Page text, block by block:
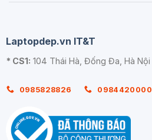
Laptopdep.vn IT&T
* CS1: 104 Thái Hà, Đống Đa, Hà Nội
0985828826 0984420000